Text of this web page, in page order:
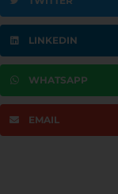
LINKEDIN
WHATSAPP
EMAIL